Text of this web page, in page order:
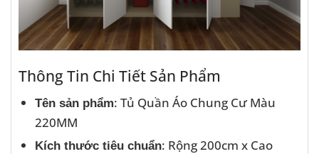
Thông Tin Chi Tiết Sản Phẩm
Tên sản phẩm: Tủ Quần Áo Chung Cư Màu
220MM
Kích thước tiêu chuẩn: Rộng 200cm x Cao